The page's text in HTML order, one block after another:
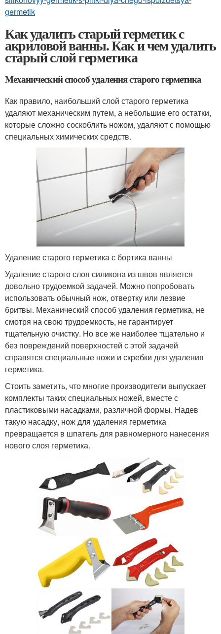
germetik
Как удалить старый герметик с
акриловой ванны. Как и чем удалить
старый слой герметика
Механический способ удаления старого герметика
Как правило, наибольший слой старого герметика
удаляют механическим путем, а небольшие его остатки,
которые сложно соскоблить ножом, удаляют с помощью
специальных химических средств.
Удаление старого герметика с бортика ванны
Удаление старого слоя силикона из швов является
довольно трудоемкой задачей. Можно попробовать
использовать обычный нож, отвертку или лезвие
бритвы. Механический способ удаления герметика, не
смотря на свою трудоемкость, не гарантирует
тщательную очистку. Но все же наиболее тщательно и
без повреждений поверхностей с этой задачей
справятся специальные ножи и скребки для удаления
герметика.
Стоить заметить, что многие производители выпускает
комплекты таких специальных ножей, вместе с
пластиковыми насадками, различной формы. Надев
такую насадку, нож для удаления герметика
превращается в шпатель для равномерного нанесения
нового слоя герметика.